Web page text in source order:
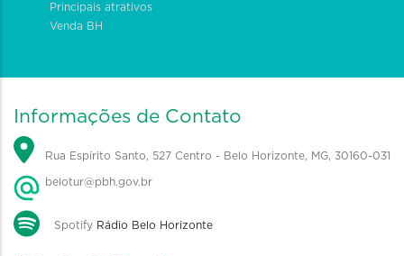
Principais atrativos
Venda BH
Informações de Contato
Rua Espírito Santo, 527 Centro - Belo Horizonte, MG, 30160-031
belotur@pbh.gov.br
Spotify Rádio Belo Horizonte